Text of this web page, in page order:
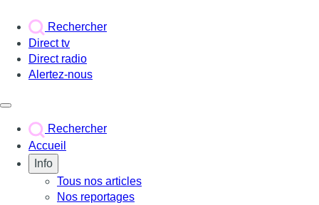
Rechercher
Direct tv
Direct radio
Alertez-nous
Rechercher
Accueil
Info
Tous nos articles
Nos reportages